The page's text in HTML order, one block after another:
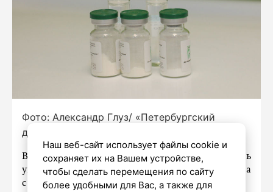
Фото: Александр Глуз/ «Петербургский
дневник»
В Пироговской клинике СПбГУ началось
уникальное лечение первого в России пациента
с болезнью Бехтерева.
Наш веб-сайт использует файлы cookie и
сохраняет их на Вашем устройстве,
чтобы сделать перемещения по сайту
более удобными для Вас, а также для